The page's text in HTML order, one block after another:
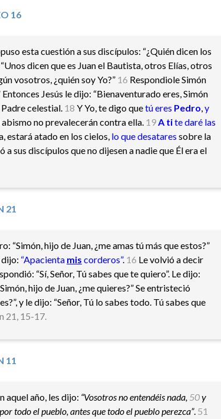
16
esta cuestión a sus discípulos: “¿Quién dicen los
dicen que es Juan el Bautista, otros Elías, otros
vosotros, ¿quién soy Yo?” 16 Respondiole Simón
Entonces Jesús le dijo: “Bienaventurado eres, Simón
celestial. 18 Y Yo, te digo quetú eres Pedro,y
abismo no prevalecerán contra ella. 19A tite daré las
estará atado en los cielos, lo que desatares sobre la
a sus discípulos que no dijesen a nadie que Él era el
21
“Simón, hijo de Juan, ¿me amas tú más que estos?”
dijo: “Apacienta mis corderos”. 16 Le volvió a decir
“Sí, Señor, Tú sabes que te quiero”. Le dijo:
hijo de Juan, ¿me quieres?” Se entristeció
y le dijo: “Señor, Tú lo sabes todo. Tú sabes que
21, 15-17.
11
aquel año, les dijo: “Vosotros no entendéis nada, 50y
todo el pueblo, antes que todo el pueblo perezca”. 51